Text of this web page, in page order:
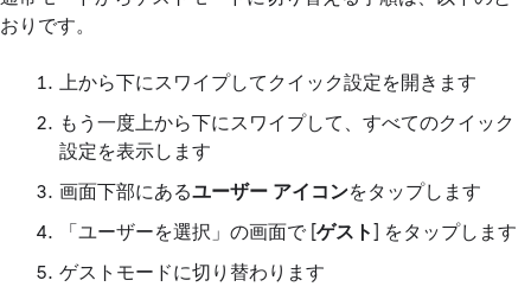
おりです。
上から下にスワイプしてクイック設定を開きます
もう一度上から下にスワイプして、すべてのクイック
設定を表示します
画面下部にあるユーザー アイコンをタップします
「ユーザーを選択」の画面で [ゲスト] をタップします
ゲストモードに切り替わります